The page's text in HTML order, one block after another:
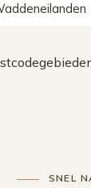
SNEL